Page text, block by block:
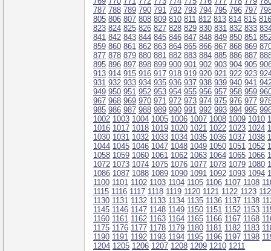
787 788 789 790 791 792 793 794 795 796 797
805 806 807 808 809 810 811 812 813 814 815 816
823 824 825 826 827 828 829 830 831 832 833
841 842 843 844 845 846 847 848 849 850 851
859 860 861 862 863 864 865 866 867 868 869
877 878 879 880 881 882 883 884 885 886 887
895 896 897 898 899 900 901 902 903 904 905
913 914 915 916 917 918 919 920 921 922 923
931 932 933 934 935 936 937 938 939 940 941
949 950 951 952 953 954 955 956 957 958 959
967 968 969 970 971 972 973 974 975 976 977
985 986 987 988 989 990 991 992 993 994 995
1002 1003 1004 1005 1006 1007 1008 1009 1010
1016 1017 1018 1019 1020 1021 1022 1023 1024
1030 1031 1032 1033 1034 1035 1036 1037 1038
1044 1045 1046 1047 1048 1049 1050 1051 1052
1058 1059 1060 1061 1062 1063 1064 1065 1066
1072 1073 1074 1075 1076 1077 1078 1079 1080
1086 1087 1088 1089 1090 1091 1092 1093 1094
1100 1101 1102 1103 1104 1105 1106 1107 1108
1115 1116 1117 1118 1119 1120 1121 1122 1123
1130 1131 1132 1133 1134 1135 1136 1137 1138
1145 1146 1147 1148 1149 1150 1151 1152 1153
1160 1161 1162 1163 1164 1165 1166 1167 1168
1175 1176 1177 1178 1179 1180 1181 1182 1183
1190 1191 1192 1193 1194 1195 1196 1197 1198
1204 1205 1206 1207 1208 1209 1210 1211